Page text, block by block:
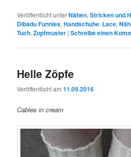
Veröffentlicht unterNähen,Stricken und
Dibadu Funnies,Handschuhe, Lace,
Tuch,Zopfmuster |Schreibe einen
Helle Zöpfe
Veröffentlicht am11.09.2016
Cables in cream